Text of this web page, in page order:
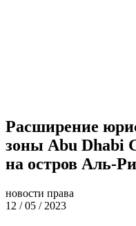
Расширение
зоны Abu Dhabi
на остров Аль-
новости права
12 / 05 / 2023